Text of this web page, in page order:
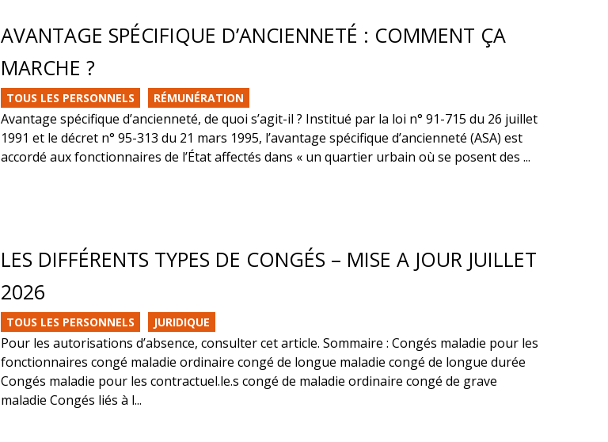
AVANTAGE SPÉCIFIQUE D’ANCIENNETÉ : COMMENT ÇA
MARCHE ?
TOUS LES PERSONNELS RÉMUNÉRATION
Avantage spécifique d’ancienneté, de quoi s’agit-il ? Institué par la loi n° 91-715 du 26 juillet
1991 et le décret n° 95-313 du 21 mars 1995, l’avantage spécifique d’ancienneté (ASA) est
accordé aux fonctionnaires de l’État affectés dans « un quartier urbain où se posent des ...
LES DIFFÉRENTS TYPES DE CONGÉS – MISE A JOUR JUILLET
2026
TOUS LES PERSONNELS JURIDIQUE
Pour les autorisations d’absence, consulter cet article. Sommaire : Congés maladie pour les
fonctionnaires congé maladie ordinaire congé de longue maladie congé de longue durée
Congés maladie pour les contractuel.le.s congé de maladie ordinaire congé de grave
maladie Congés liés à l...